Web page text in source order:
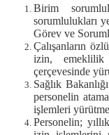
Birim
sorumlulukları
Görev ve
Çalışanların
izin,
çerçevesinde
Sağlık
personelin
işlemleri
Personelin;